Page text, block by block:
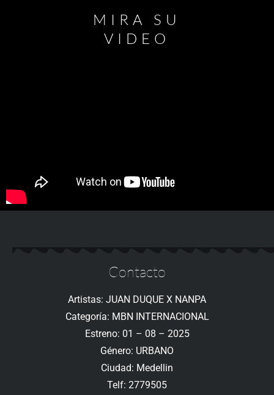
MIRA SU
VIDEO
Contacto
Artistas: JUAN DUQUE X NANPA
Categoría: MBN INTERNACIONAL
Estreno: 01 – 08 – 2025
Género: URBANO
Ciudad: Medellin
Telf: 2779505